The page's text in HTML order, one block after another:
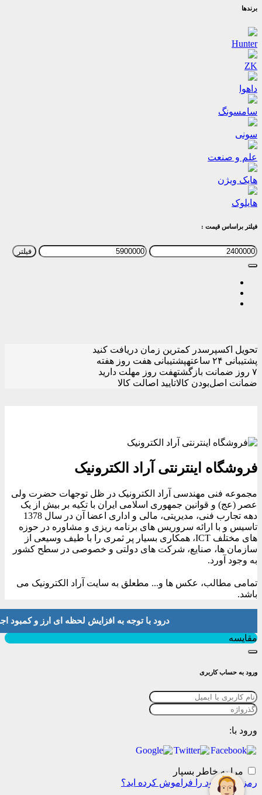
برندها
Hunter
ZK
داهوا
سامسونگ
سونی
علم و صنعت
هایک ویژن
هایلوک
فیلتر براساس قیمت :
حداقل
حداکثر
فیلتر
تحویل اکسپرسدر کمترین زمان دریافت کنید
پشتیبانی ۲۴ ساعته
پشتیبانی هفت روز هفته
۷ روز ضمانت بازگشت
هفت روز مهلت دارید
ضمانت اصل‌بودن کالاتایید اصالت کالا
فروشگاه اینترنتی آراد الکترونیک
مجموعه فنی مهندسی آراد الکترونیک در ظل توجهات حضرت ولی
عصر (عج) و قوانین جمهوری اسلامی ایران با تکیه بر بیش از یک
دهه تجارب فنی، مدیریتی، مالی و اداری اعضا آن در سال 1378
تاسیس و با ارائه سروریس های برنامه ریزی و مشاوره در حوزه
های مختلف ICT، همکاری بسیار پر ثمری را با طیف وسیعی از
سازمان ها، صنایع، شرکت های دولتی و خصوصی در سطح کشور
به وجود آورد.
تمامی مطالب، عکس ها و... مطعلق به سایت آراد الکترونیک می
باشد.
درود با توجه به افزایش لحظه ای ارز و کمبود اجناس لطفا موجودی
مقایسه
ورود به حساب کاربری
ورود با:
مرا به خاطر بسپار
رمز عبور خود را فراموش کرده اید؟